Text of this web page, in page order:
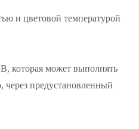
и цветовой температурой
которая может выполнять
предустановленный